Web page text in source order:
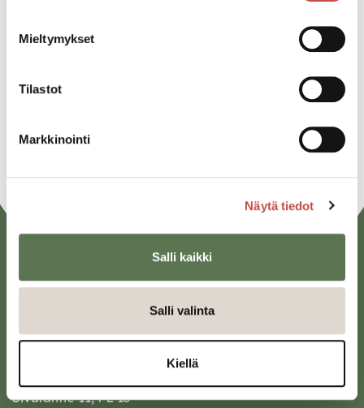
Mieltymykset
Tilastot
Markkinointi
Näytä tiedot
Salli kaikki
Salli valinta
Kiellä
Facebook
Linkedin
Sivulantie 11, PL 13